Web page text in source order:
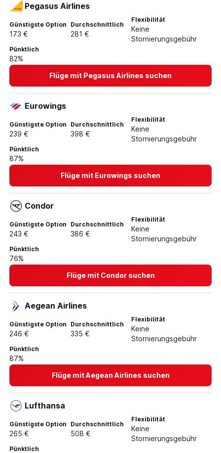
Pegasus Airlines
Günstigste Option
173 €
Durchschnittlich
281 €
Flexibilität
Keine
Stornierungsgebühr
Pünktlich
82%
Flüge mit Pegasus Airlines suchen
Eurowings
Günstigste Option
239 €
Durchschnittlich
398 €
Flexibilität
Keine
Stornierungsgebühr
Pünktlich
87%
Flüge mit Eurowings suchen
Condor
Günstigste Option
243 €
Durchschnittlich
386 €
Flexibilität
Keine
Stornierungsgebühr
Pünktlich
76%
Flüge mit Condor suchen
Aegean Airlines
Günstigste Option
246 €
Durchschnittlich
335 €
Flexibilität
Keine
Stornierungsgebühr
Pünktlich
87%
Flüge mit Aegean Airlines suchen
Lufthansa
Günstigste Option
265 €
Durchschnittlich
508 €
Flexibilität
Keine
Stornierungsgebühr
Pünktlich